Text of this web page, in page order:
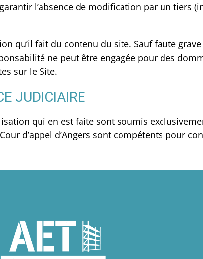
l’absence de modification par un tiers
qu’il fait du contenu du site. Sauf faute
ne peut être engagée pour des
sur le Site.
JUDICIAIRE
qui en est faite sont soumis
d’appel d’Angers sont compétents pour